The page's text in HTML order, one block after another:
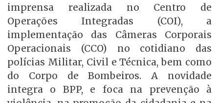
imprensa realizada no Centro de
Operações Integradas (COI), a
implementação das Câmeras Corporais
Operacionais (CCO) no cotidiano das
polícias Militar, Civil e Técnica, bem como
do Corpo de Bombeiros. A novidade
integra o BPP, e foca na prevenção à